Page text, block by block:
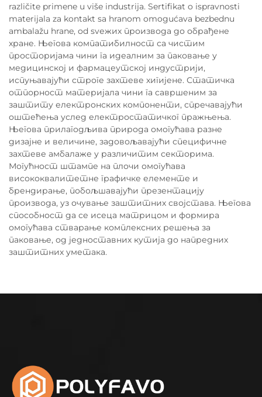
različite primene u više industrija. Sertifikat o ispravnosti
materijala za kontakt sa hranom omogućava bezbednu
ambalažu hrane, od svежих производа до обрађене
хране. Његова компатибилност са чистим
просторијама чини га идеалним за паковање у
медицинској и фармацеутској индустрији,
испуњавајући строге захтеве хигијене. Статичка
отпорност материјала чини га савршеним за
заштиту електронских компоненти, спречавајући
оштећења услед електростатичког пражњења.
Његова прилагодљива природа омогућава разне
дизајне и величине, задовољавајући специфичне
захтеве амбалаже у различитим секторима.
Могућност штампе на плочи омогућава
висококвалитетне графичке елементе и
брендирање, побољшавајући презентацију
производа, уз очување заштитних својстава. Његова
способност да се исеца матрицом и формира
омогућава стварање комплексних решења за
паковање, од једноставних кутија до напредних
заштитних уметака.